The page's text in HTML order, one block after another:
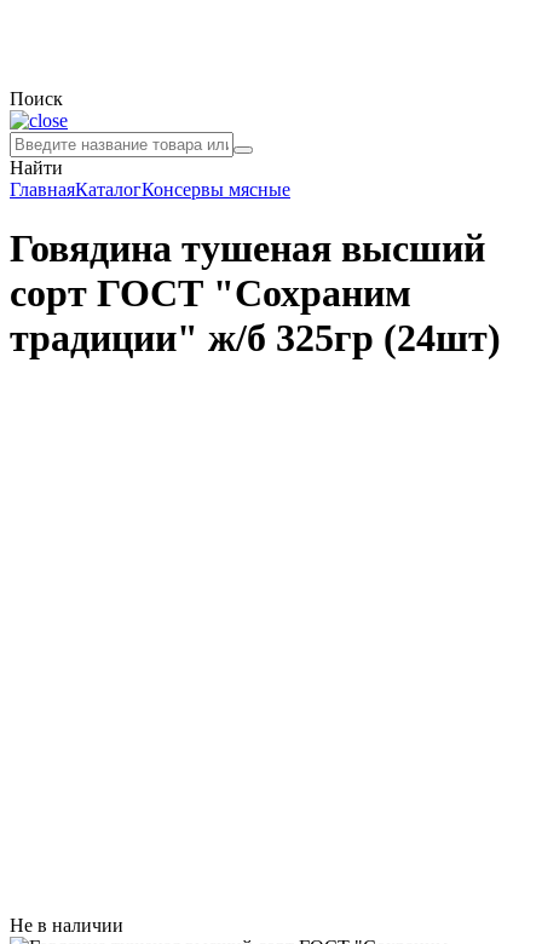
Поиск
Найти
ГлавнаяКаталогКонсервы мясные
Говядина тушеная высший
сорт ГОСТ "Сохраним
традиции" ж/б 325гр (24шт)
Не в наличии